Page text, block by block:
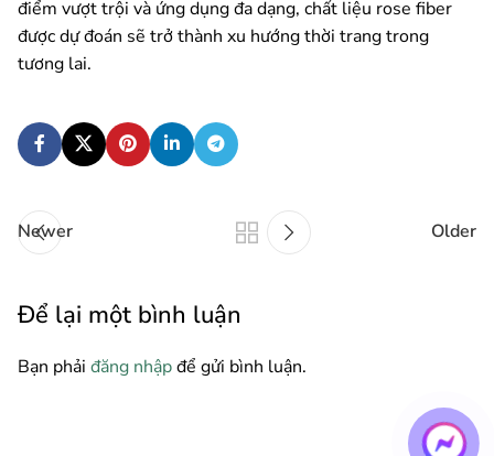
điểm vượt trội và ứng dụng đa dạng, chất liệu rose fiber
được dự đoán sẽ trở thành xu hướng thời trang trong
tương lai.
Newer Older
Để lại một bình luận
Bạn phải đăng nhậpđể gửi bình luận.